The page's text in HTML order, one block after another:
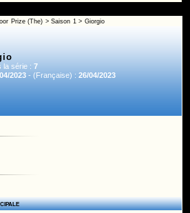
Prize (The) >Saison 1> Giorgio
la série :7
2023 - (Française) :26/04/2023